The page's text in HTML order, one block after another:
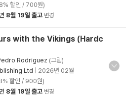
할인 / 700원)
8월 19일 출고 변경
with the Vikings (Hardc
Rodriguez (그림)
Ltd
2026년 02월
할인 / 900원)
8월 19일 출고 변경